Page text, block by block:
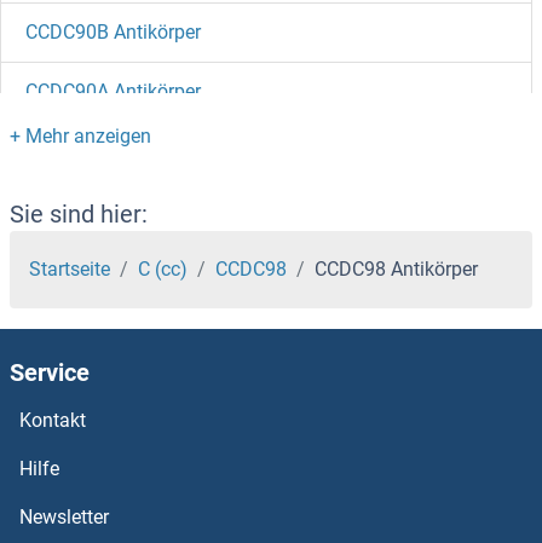
CCDC90B Antikörper
CCDC90A Antikörper
CCDC9 Antikörper
CCDC89 Antikörper
CCDC88B Antikörper
CCDC87 Antikörper
CCDC86 Antikörper
CCDC85B Antikörper
Sie sind hier:
Startseite C (cc) CCDC98 CCDC98 Antikörper
Service
Kontakt
Hilfe
Newsletter